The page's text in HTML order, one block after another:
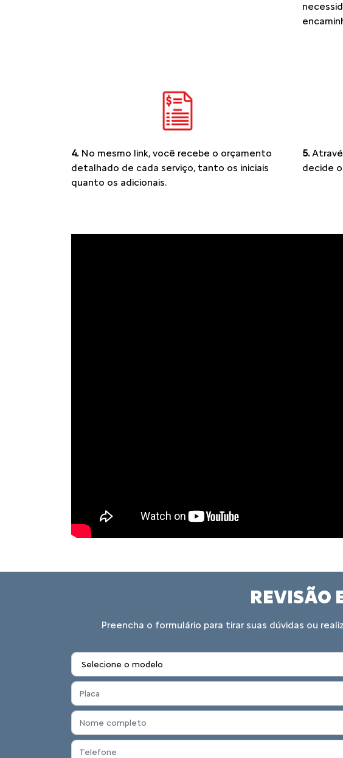
4.No mesmo link, você recebe o orçamento
detalhado de cada serviço, tanto os iniciais
quanto os adicionais.
5.
decide
REVISÃO
Preencha o formulário para tirar suas dúvidas ou